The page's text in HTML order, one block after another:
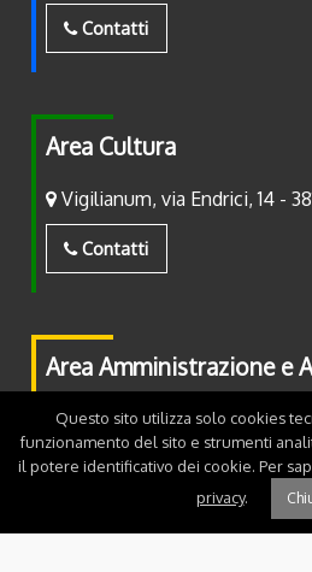
Contatti
Area Cultura
Vigilianum, via Endrici, 14 -
Contatti
Area Amministrazione e
Piazza Fiera, 2 - 38122 Trento
Contatti
Questo sito utilizza solo cookies
funzionamento del sito e strumenti
il potere identificativo dei cookie. Per
privacy.